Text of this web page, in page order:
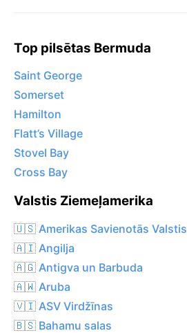
Top pilsētas Bermuda
Saint George
Somerset
Hamilton
Flatt’s Village
Stovel Bay
Cross Bay
Valstis Ziemeļamerika
🇺🇸 Amerikas Savienotās Valstis
🇦🇮 Angilja
🇦🇬 Antigva un Barbuda
🇦🇼 Aruba
🇻🇮 ASV Virdžīnas
🇧🇸 Bahamu salas